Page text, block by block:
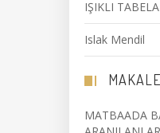
IŞIKLI TABELA
Islak Mendil
MATBAADA